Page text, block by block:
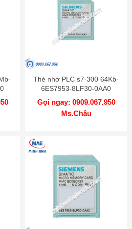
Thẻ nhớ PLC s7-300 64Kb-
6ES7953-8LF30-0AA0
Gọi ngay: 0909.067.950
Ms.Châu